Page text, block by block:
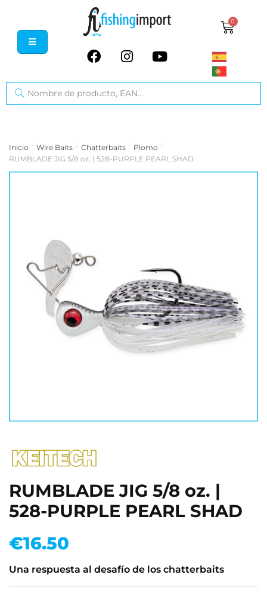
0
Inicio / Wire Baits / Chatterbaits / Plomo /
RUMBLADE JIG 5/8 oz. | 528-PURPLE PEARL SHAD
RUMBLADE JIG 5/8 oz. |
528-PURPLE PEARL SHAD
€16.50
Una respuesta al desafío de los chatterbaits